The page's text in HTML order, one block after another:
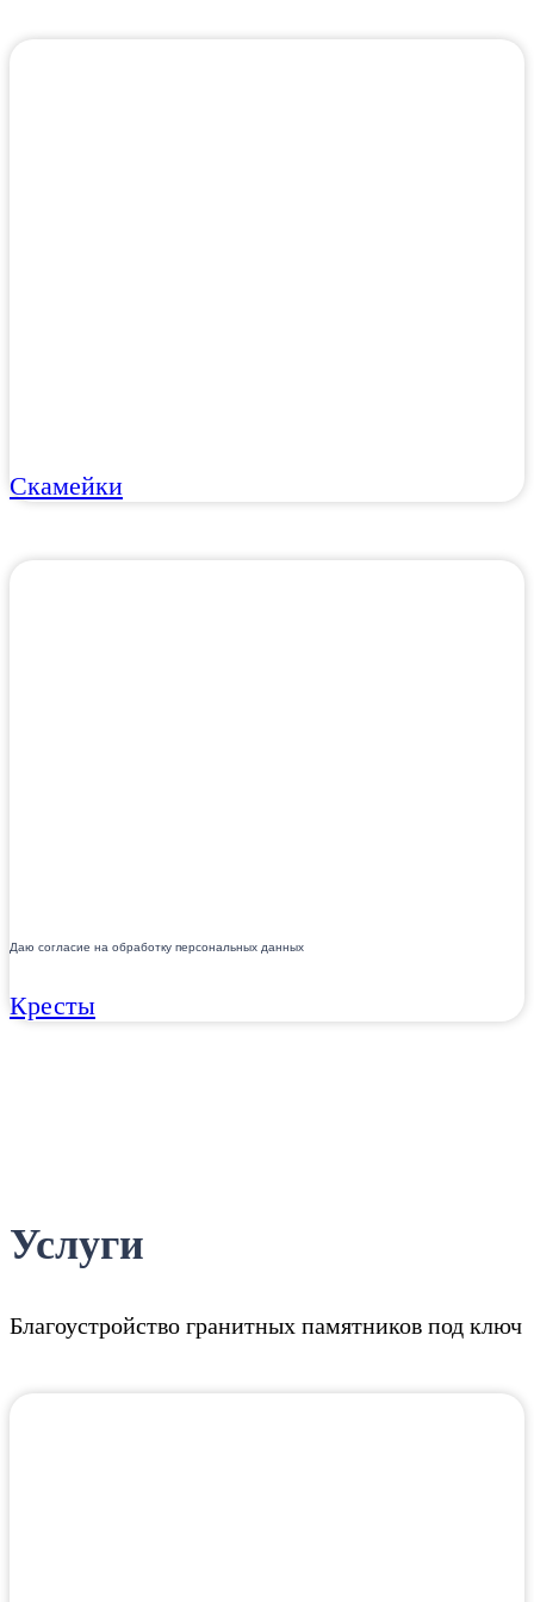
Даю согласие на обработку персональных данных
Скамейки
Кресты
Услуги
Благоустройство гранитных памятников под ключ